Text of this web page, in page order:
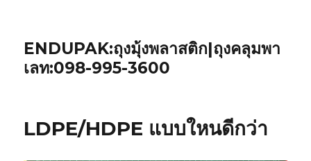
ENDUPAK:ถุงมุ้งพลาสติก|ถุงคลุมพา
เลท:098-995-3600
LDPE/HDPE แบบใหนดีกว่า